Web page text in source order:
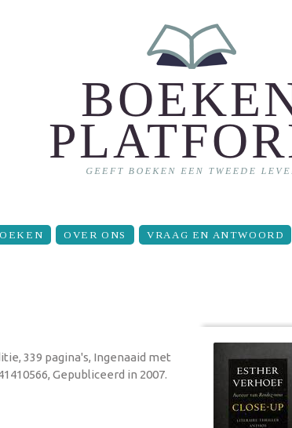
OVER ONS VRAAG EN ANTWOORD
339 pagina's, Ingenaaid met
Gepubliceerd in 2007.